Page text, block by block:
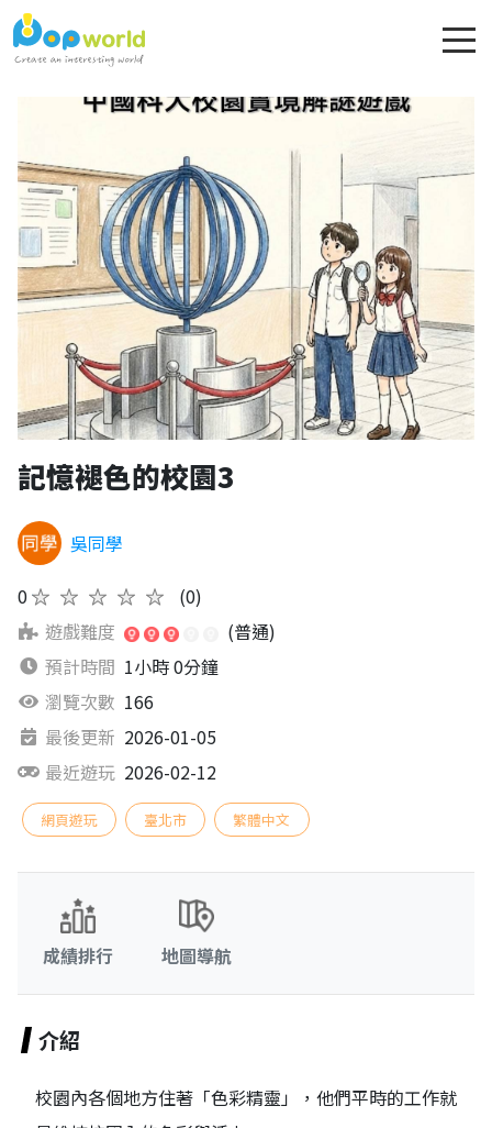
記憶褪色的校園3
吳同學
0★★★★★
(0)
遊戲難度
(普通)
預計時間 1小時 0分鐘
瀏覽次數 166
最後更新 2026-01-05
最近遊玩 2026-02-12
網頁遊玩 臺北市 繁體中文
成績排行 地圖導航
介紹
校園內各個地方住著「色彩精靈」，他們平時的工作就